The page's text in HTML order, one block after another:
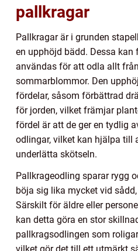
pallkragar
Pallkragar är i grunden
en upphöjd bädd. Dessa kan
användas för att odla allt
sommarblommor. Den
fördelar, såsom förbättrad
för jorden, vilket främjar
fördel är att de ger en tydlig
odlingar, vilket kan hjälpa till
underlätta skötseln.
Pallkrageodling sparar rygg
böja sig lika mycket vid
Särskilt för äldre eller
kan detta göra en stor
pallkragsodlingen som